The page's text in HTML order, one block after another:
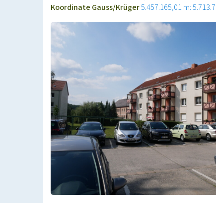
Koordinate Gauss/Krüger5.457.165,01 m: